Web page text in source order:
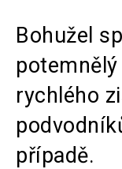
Bohužel
rychlého
případě.